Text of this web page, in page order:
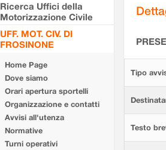
Ricerca Uffici della
Motorizzazione Civile
UFF. MOT. CIV. DI
FROSINONE
Home Page
Dove siamo
Orari apertura sportelli
Organizzazione e contatti
Avvisi all'utenza
Normative
Turni operativi
Tipo
Testo